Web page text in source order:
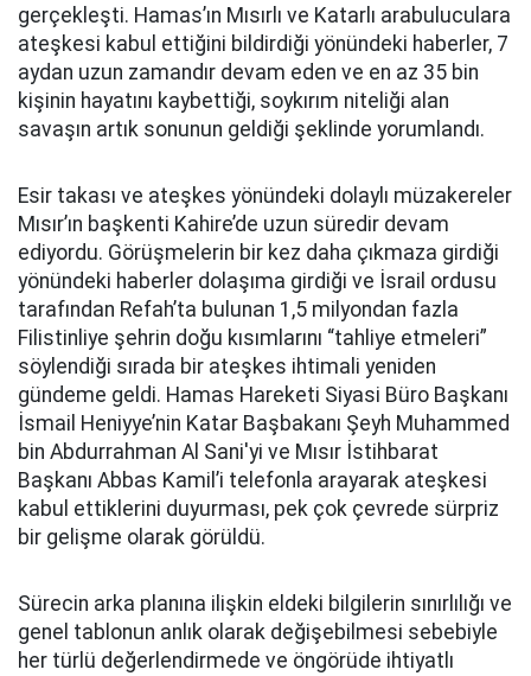
gerçekleşti. Hamas’ın Mısırlı ve Katarlı arabuluculara
ateşkesi kabul ettiğini bildirdiği yönündeki haberler, 7
aydan uzun zamandır devam eden ve en az 35 bin
kişinin hayatını kaybettiği, soykırım niteliği alan
savaşın artık sonunun geldiği şeklinde yorumlandı.
Esir takası ve ateşkes yönündeki dolaylı müzakereler
Mısır’ın başkenti Kahire’de uzun süredir devam
ediyordu. Görüşmelerin bir kez daha çıkmaza girdiği
yönündeki haberler dolaşıma girdiği ve İsrail ordusu
tarafından Refah’ta bulunan 1,5 milyondan fazla
Filistinliye şehrin doğu kısımlarını “tahliye etmeleri”
söylendiği sırada bir ateşkes ihtimali yeniden
gündeme geldi. Hamas Hareketi Siyasi Büro Başkanı
İsmail Heniyye’nin Katar Başbakanı Şeyh Muhammed
bin Abdurrahman Al Sani'yi ve Mısır İstihbarat
Başkanı Abbas Kamil’i telefonla arayarak ateşkesi
kabul ettiklerini duyurması, pek çok çevrede sürpriz
bir gelişme olarak görüldü.
Sürecin arka planına ilişkin eldeki bilgilerin sınırlılığı ve
genel tablonun anlık olarak değişebilmesi sebebiyle
her türlü değerlendirmede ve öngörüde ihtiyatlı